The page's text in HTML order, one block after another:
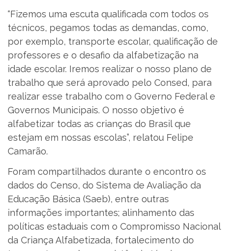
“Fizemos uma escuta qualificada com todos os
técnicos, pegamos todas as demandas, como,
por exemplo, transporte escolar, qualificação de
professores e o desafio da alfabetização na
idade escolar. Iremos realizar o nosso plano de
trabalho que será aprovado pelo Consed, para
realizar esse trabalho com o Governo Federal e
Governos Municipais. O nosso objetivo é
alfabetizar todas as crianças do Brasil que
estejam em nossas escolas”, relatou Felipe
Camarão.
Foram compartilhados durante o encontro os
dados do Censo, do Sistema de Avaliação da
Educação Básica (Saeb), entre outras
informações importantes; alinhamento das
políticas estaduais com o Compromisso Nacional
da Criança Alfabetizada, fortalecimento do